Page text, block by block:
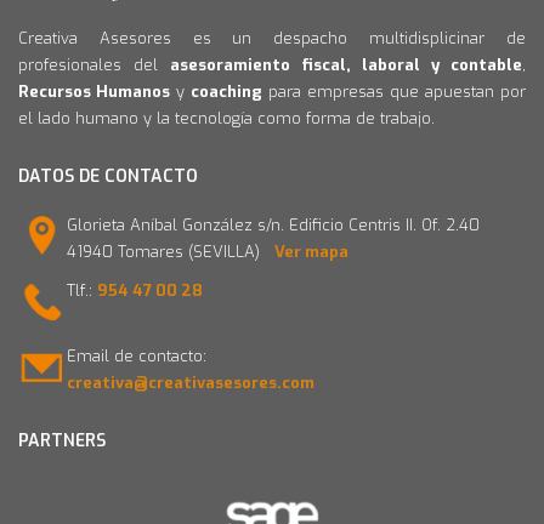
Creativa Asesores es un despacho multidisplicinar de
profesionales del asesoramiento fiscal, laboral y contable,
Recursos Humanos y coaching para empresas que apuestan por
el lado humano y la tecnología como forma de trabajo.
DATOS DE CONTACTO
Glorieta Aníbal González s/n. Edificio Centris II. Of. 2.40
41940 Tomares (SEVILLA) Ver mapa
Tlf.: 954 47 00 28
Email de contacto:
creativa@creativasesores.com
PARTNERS